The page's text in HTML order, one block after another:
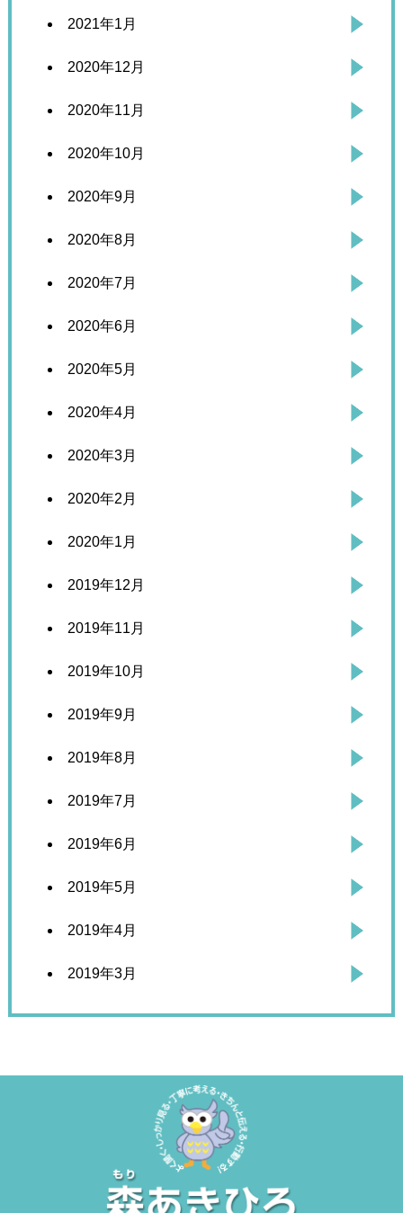
2021年1月
2020年12月
2020年11月
2020年10月
2020年9月
2020年8月
2020年7月
2020年6月
2020年5月
2020年4月
2020年3月
2020年2月
2020年1月
2019年12月
2019年11月
2019年10月
2019年9月
2019年8月
2019年7月
2019年6月
2019年5月
2019年4月
2019年3月